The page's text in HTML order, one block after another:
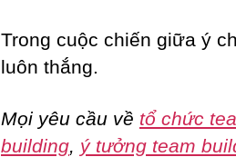
Trong cuộc chiến giữa ý
luôn thắng.
Mọi yêu cầu về tổ chức
building ý tưởng team